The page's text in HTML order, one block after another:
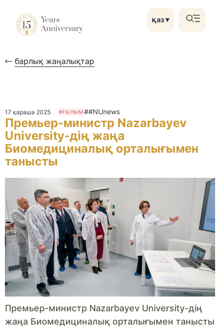
қаз▼
барлық жаңалықтар
17 қараша 2025 #ҒЫЛЫМ##NUnews
Премьер-министр Nazarbayev
University-дің жаңа
Биомедициналық орталығымен
танысты
Премьер-министр Nazarbayev University-дің
жаңа Биомедициналық орталығымен танысты